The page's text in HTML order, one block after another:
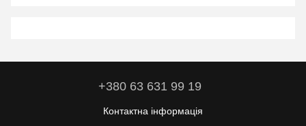
+380 63 631 99 19
Контактна інформація